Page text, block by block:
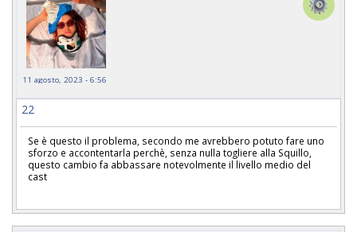
11 agosto, 2023 - 6:56
22
Se è questo il problema, secondo me avrebbero potuto fare uno
sforzo e accontentarla perchè, senza nulla togliere alla Squillo,
questo cambio fa abbassare notevolmente il livello medio del
cast